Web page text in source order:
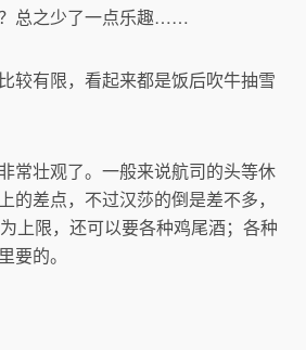
总之少了一点乐趣……
较有限，看起来都是饭后吹牛抽雪
常壮观了。一般来说航司的头等休
的差点，不过汉莎的倒是差不多，
上限，还可以要各种鸡尾酒；各种
要的。